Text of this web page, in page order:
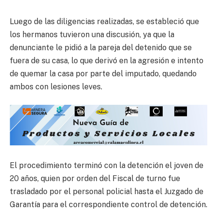
Luego de las diligencias realizadas, se estableció que
los hermanos tuvieron una discusión, ya que la
denunciante le pidió a la pareja del detenido que se
fuera de su casa, lo que derivó en la agresión e intento
de quemar la casa por parte del imputado, quedando
ambos con lesiones leves.
El procedimiento terminó con la detención el joven de
20 años, quien por orden del Fiscal de turno fue
trasladado por el personal policial hasta el Juzgado de
Garantía para el correspondiente control de detención.